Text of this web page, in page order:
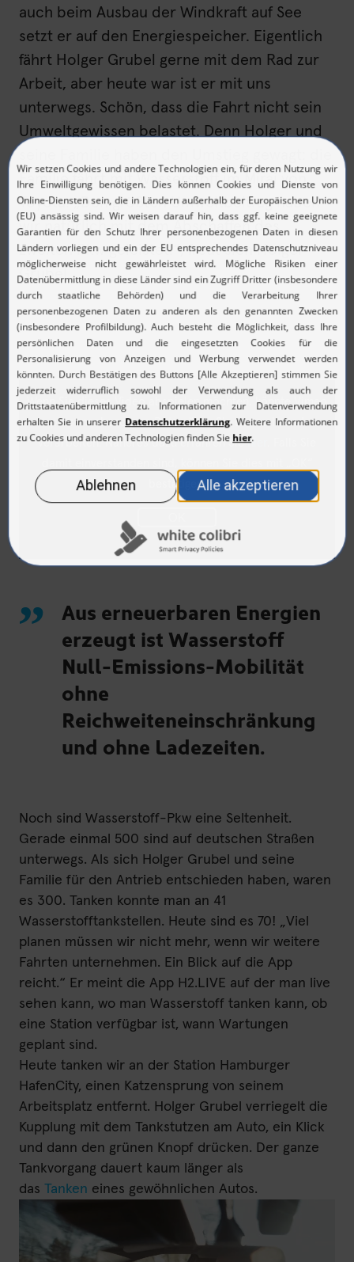
auch beim Ausbau der Windkraft auf See
setzt er auf den Energiespeicher. Eigentlich
fährt Holger Grubel gerne mit dem Rad zur
Arbeit, aber heute war ist er mit uns
unterwegs. Schön, dass die Fahrt nicht sein
Umweltgewissen belastet. Denn Holger und
Familie fährt mit Wasserstoff im Mirai von
Toyota. „Den größten Umweltbeitrag haben
wir natürlich mit dem Abschaffen des
zweiten Pkw geleistet.“, freut sich Holger
Grubel.
Wenn Sie dieses Video abspielen möchten, könnte Vimeo
personenbezogene Daten über Sie sammeln und
verarbeiten. Näheres dazu erfahren Siehier
bestätigen.
Aus erneuerbaren Energien
erzeugt ist Wasserstoff
Null-Emissions-Mobilität
ohne
Reichweiteneinschränkung
und ohne Ladezeiten.
Noch sind Wasserstoff-Pkw eine Seltenheit.
Gerade einmal 500 sind auf deutschen Straßen
unterwegs. Als sich Holger Grubel und seine
Familie für den Antrieb entschieden haben, waren
es 300. Tanken konnte man an 41
Wasserstofftankstellen. Heute sind es 70! „Viel
planen müssen wir nicht mehr, wenn wir weitere
Fahrten unternehmen. Ein Blick auf die App
reicht.“ Er meint die App H2.LIVE auf der man live
sehen kann, wo man Wasserstoff tanken kann, ob
eine Station verfügbar ist, wann Wartungen
geplant sind.
Heute tanken wir an der Station Hamburger
HafenCity, einen Katzensprung von seinem
Arbeitsplatz entfernt. Holger Grubel verriegelt die
Kupplung mit dem Tankstutzen am Auto, ein Klick
und dann den grünen Knopf drücken. Der ganze
Tankvorgang dauert kaum länger als
das Tanken eines gewöhnlichen Autos.